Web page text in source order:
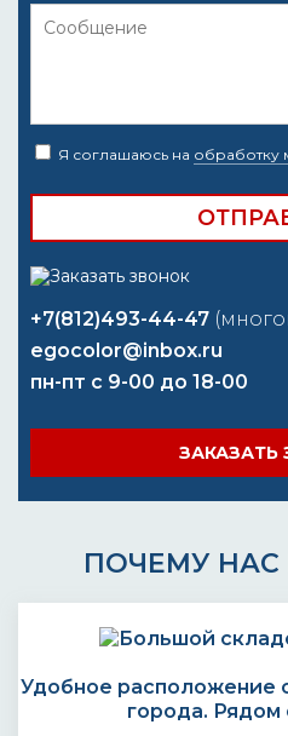
Я соглашаюсь на обработку
+7(812)493-44-47
egocolor@inbox.ru
пн-пт с 9-00 до 18-00
ЗАКАЗАТЬ
ПОЧЕМУ
Удобное расположение
города. Рядом